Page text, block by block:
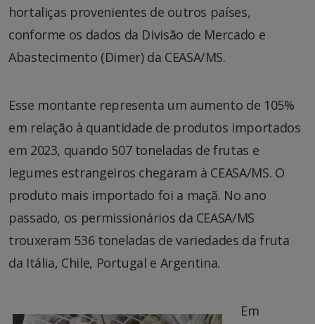
hortaliças provenientes de outros países,
conforme os dados da Divisão de Mercado e
Abastecimento (Dimer) da CEASA/MS.
Esse montante representa um aumento de 105%
em relação à quantidade de produtos importados
em 2023, quando 507 toneladas de frutas e
legumes estrangeiros chegaram à CEASA/MS. O
produto mais importado foi a maçã. No ano
passado, os permissionários da CEASA/MS
trouxeram 536 toneladas de variedades da fruta
da Itália, Chile, Portugal e Argentina.
Em